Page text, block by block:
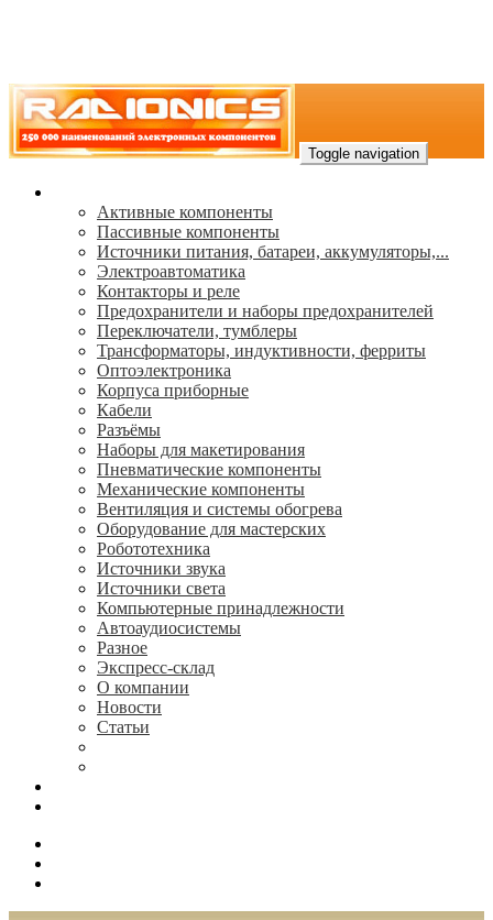
Toggle navigation
Активные компоненты
Пассивные компоненты
Источники питания, батареи, аккумуляторы,...
Электроавтоматика
Контакторы и реле
Предохранители и наборы предохранителей
Переключатели, тумблеры
Трансформаторы, индуктивности, ферриты
Oптоэлектроника
Корпуса приборные
Кабели
Разъёмы
Наборы для макетирования
Пневматические компоненты
Механические компоненты
Вентиляция и системы обогрева
Оборудование для мастерских
Робототехника
Источники звука
Источники света
Компьютерные принадлежности
Автоаудиосистемы
Разное
Экспресс-склад
О компании
Новости
Статьи